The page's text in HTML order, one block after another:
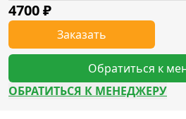
4700₽
Заказать
Обратиться к
ОБРАТИТЬСЯ К МЕНЕДЖЕРУ